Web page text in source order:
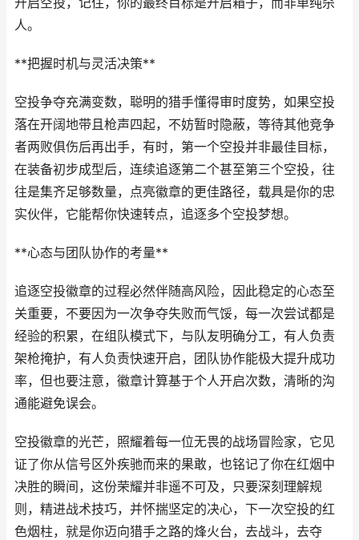
人。
**把握时机与灵活决策**
空投争夺充满变数，聪明的猎手懂得审时度势，如果空投
落在开阔地带且枪声四起，不妨暂时隐蔽，等待其他竞争
者两败俱伤后再出手，有时，第一个空投并非最佳目标，
在装备初步成型后，连续追逐第二个甚至第三个空投，往
往是集齐足够数量，点亮徽章的更佳路径，载具是你的忠
实伙伴，它能帮你快速转点，追逐多个空投梦想。
**心态与团队协作的考量**
追逐空投徽章的过程必然伴随高风险，因此稳定的心态至
关重要，不要因为一次争夺失败而气馁，每一次尝试都是
经验的积累，在组队模式下，与队友明确分工，有人负责
架枪掩护，有人负责快速开启，团队协作能极大提升成功
率，但也要注意，徽章计算基于个人开启次数，清晰的沟
通能避免误会。
空投徽章的光芒，照耀着每一位无畏的战场冒险家，它见
证了你从信号区外疾驰而来的果敢，也铭记了你在红烟中
决胜的瞬间，这份荣耀并非遥不可及，只要深刻理解规
则，精进战术技巧，并怀揣坚定的决心，下一次空投的红
色烟柱，就是你迈向猎手之路的烽火台，去战斗，去夺